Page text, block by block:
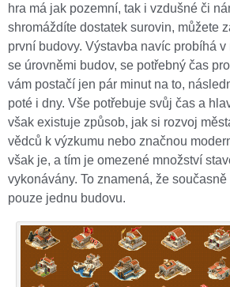
hra má jak pozemní, tak i vzdušné či
shromáždíte dostatek surovin, můžete
první budovy. Výstavba navíc probíhá
se úrovněmi budov, se potřebný čas
vám postačí jen pár minut na to,
poté i dny. Vše potřebuje svůj čas a
však existuje způsob, jak si rozvoj
vědců k výzkumu nebo značnou
však je, a tím je omezené množství
vykonávány. To znamená, že
pouze jednu budovu.